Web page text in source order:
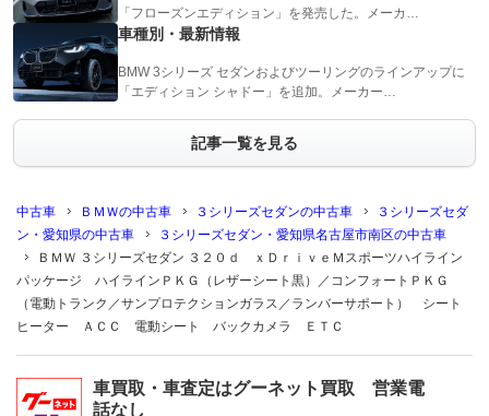
「フローズンエディション」を発売した。メーカ…
車種別・最新情報
BMW 3シリーズ セダンおよびツーリングのラインアップに
「エディション シャドー」を追加。メーカー…
記事一覧を見る
中古車 ＢＭＷの中古車 ３シリーズセダンの中古車
３シリーズセダ
ン・愛知県の中古車
３シリーズセダン・愛知県名古屋市南区の中古車
ＢＭＷ ３シリーズセダン ３２０ｄ ｘＤｒｉｖｅＭスポーツハイライン
パッケージ ハイラインＰＫＧ（レザーシート黒）／コンフォートＰＫＧ
（電動トランク／サンプロテクションガラス／ランバーサポート） シート
ヒーター ＡＣＣ 電動シート バックカメラ ＥＴＣ
車買取・車査定はグーネット買取 営業電
話なし